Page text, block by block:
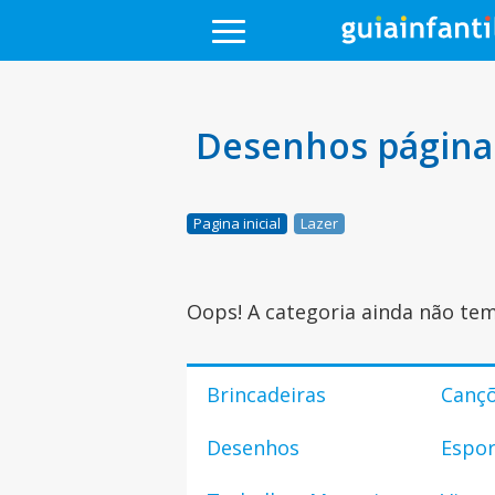
Desenhos
Pagina inicial Lazer
Oops! A categoria ainda não
Brincadeiras
Desenhos